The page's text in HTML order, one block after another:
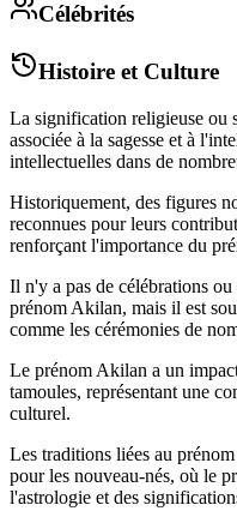
Célébrités
Histoire et Culture
La signification religieuse ou
associée à la sagesse et à
intellectuelles dans de
Historiquement, des figures
reconnues pour leurs
renforçant l'importance du
Il n'y a pas de célébrations ou
prénom Akilan, mais il est
comme les cérémonies de
Le prénom Akilan a un
tamoules, représentant une
culturel.
Les traditions liées au
pour les nouveau-nés, où le
l'astrologie et des